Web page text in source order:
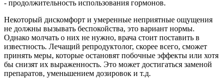
- продолжительность использования гормонов.
Некоторый дискомфорт и умеренные неприятные ощущения
не должны вызывать беспокойства, это вариант нормы.
Однако молчать о них не нужно, врача стоит поставить в
известность. Лечащий репродуктолог, скорее всего, сможет
принять меры, которые остановят побочные эффекты или хотя
бы снизят их выраженность. Это может достигаться заменой
препаратов, уменьшением дозировок и т.д.